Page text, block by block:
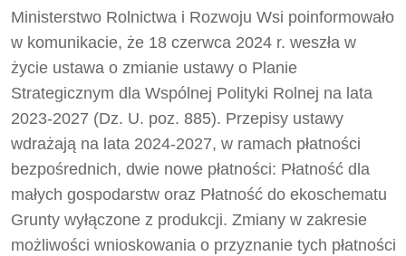
Ministerstwo Rolnictwa i Rozwoju Wsi poinformowało
w komunikacie, że 18 czerwca 2024 r. weszła w
życie ustawa o zmianie ustawy o Planie
Strategicznym dla Wspólnej Polityki Rolnej na lata
2023-2027 (Dz. U. poz. 885). Przepisy ustawy
wdrażają na lata 2024-2027, w ramach płatności
bezpośrednich, dwie nowe płatności: Płatność dla
małych gospodarstw oraz Płatność do ekoschematu
Grunty wyłączone z produkcji. Zmiany w zakresie
możliwości wnioskowania o przyznanie tych płatności